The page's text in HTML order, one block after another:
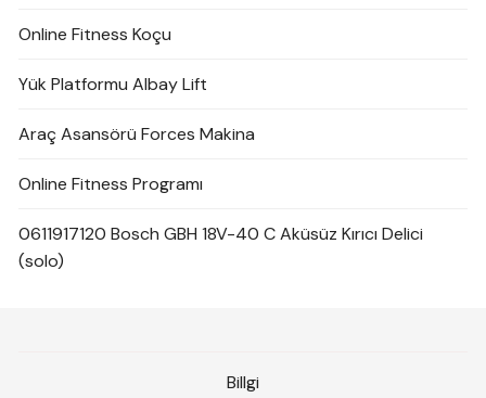
Online Fitness Koçu
Yük Platformu Albay Lift
Araç Asansörü Forces Makina
Online Fitness Programı
0611917120 Bosch GBH 18V-40 C Aküsüz Kırıcı Delici
(solo)
Billgi